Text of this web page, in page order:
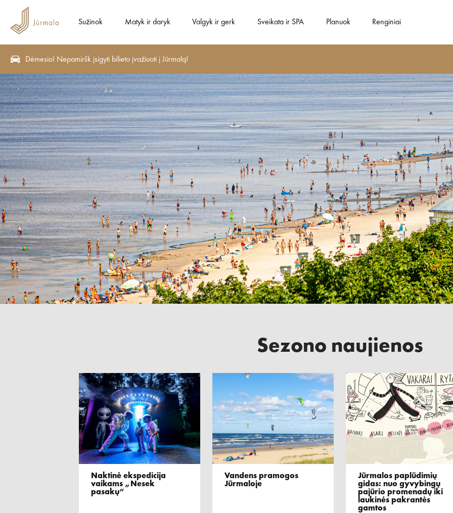
Sužinok Matyk ir daryk Valgyk ir gerk Sveikata ir SPA Planuok Renginiai
Dėmesio! Nepamiršk įsigyti bilieto įvažiuoti į Jūrmalą!
Sezono naujienos
Naktinė ekspedicija
vaikams „Nesek
pasakų“
Vandens pramogos
Jūrmaloje
Jūrmalos paplūdimių
gidas: nuo gyvybingų
pajūrio promenadų iki
laukinės pakrantės
gamtos